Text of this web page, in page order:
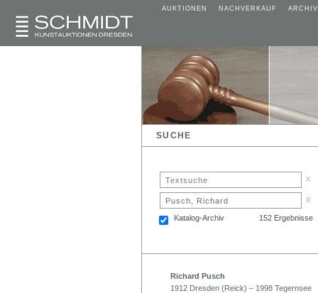
AUKTIONEN NACHVERKAUF ARCHIV
SUCHE
x
x
Katalog-Archiv 152 Ergebnisse
Richard Pusch
1912 Dresden (Reick) – 1998 Tegernsee